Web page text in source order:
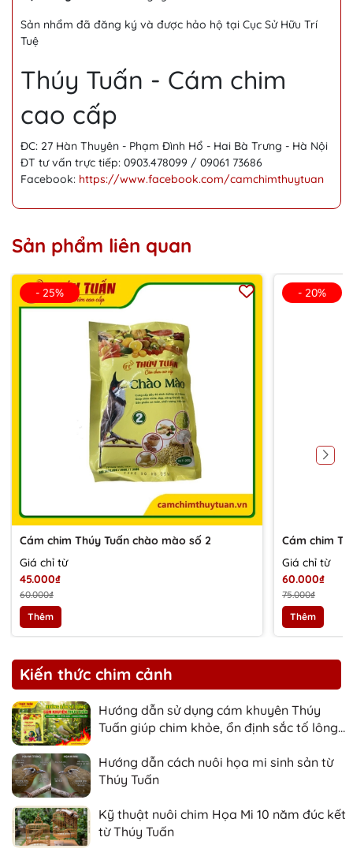
Sản nhẩm đã đăng ký và được hảo hộ tại Cục Sử Hữu Trí
Tuệ
Thúy Tuấn - Cám chim
cao cấp
ĐC: 27 Hàn Thuyên - Phạm Đình Hổ - Hai Bà Trưng - Hà Nội
ĐT tư vấn trực tiếp: 0903.478099 / 09061 73686
Facebook: https://www.facebook.com/camchimthuytuan
Sản phẩm liên quan
- 25%
Cám chim Thúy Tuấn chào mào số 2
Giá chỉ từ
45.000₫
60.000₫
Thêm
- 20%
Cám chim
Giá chỉ từ
60.000₫
75.000₫
Thêm
Kiến thức chim cảnh
Hướng dẫn sử dụng cám khuyên Thúy
Tuấn giúp chim khỏe, ổn định sắc tố lông
Hướng dẫn cách nuôi họa mi sinh sản từ
Thúy Tuấn
Kỹ thuật nuôi chim Họa Mi 10 năm đúc kết
từ Thúy Tuấn